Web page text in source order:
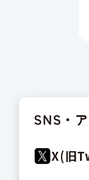
SNS・
X(旧